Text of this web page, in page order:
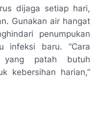
dijaga setiap hari,
Gunakan air hangat
penumpukan
infeksi baru. “Cara
yang patah butuh
kebersihan harian,”